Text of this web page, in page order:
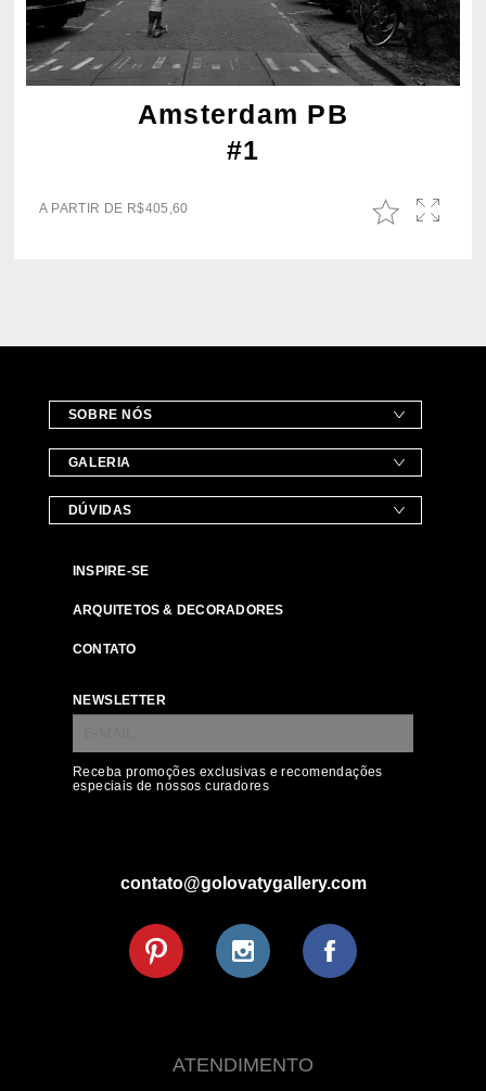
Amsterdam PB
#1
A PARTIR DE R$405,60
SOBRE NÓS
GALERIA
DÚVIDAS
INSPIRE-SE
ARQUITETOS & DECORADORES
CONTATO
NEWSLETTER
Receba promoções exclusivas e recomendações
especiais de nossos curadores
contato@golovatygallery.com
ATENDIMENTO